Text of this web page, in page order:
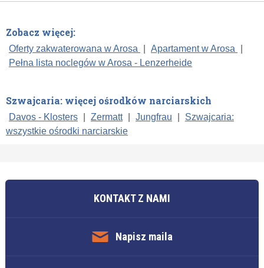
Zobacz więcej:
Oferty zakwaterowana w Arosa Apartament w Arosa
Pełna lista noclegów w Arosa - Lenzerheide
Szwajcaria: więcej ośrodków narciarskich
Davos - Klosters Zermatt Jungfrau
Szwajcaria:
wszystkie ośrodki narciarskie
KONTAKT Z NAMI
Napisz maila